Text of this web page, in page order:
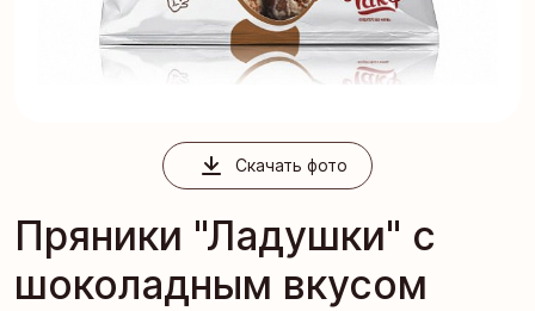
Скачать фото
Пряники "Ладушки" с
шоколадным вкусом